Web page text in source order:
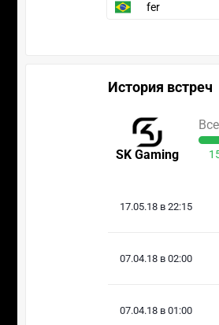
fer
История встреч
SK Gaming
17.05.18 в 22:15
07.04.18 в 02:00
07.04.18 в 01:00